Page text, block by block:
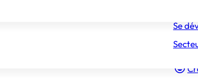
Se